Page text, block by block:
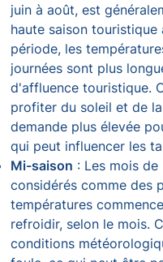
juin à août, est
haute saison touristique
période, les
journées sont plus
d'affluence touristique.
profiter du soleil et de
demande plus élevée
qui peut influencer les
Mi-saison : Les mois
considérés comme des
températures
refroidir, selon le mois.
conditions